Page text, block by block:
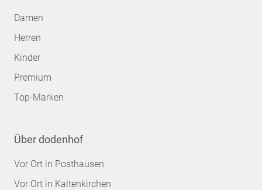
Damen
Herren
Kinder
Premium
Top-Marken
Über dodenhof
Vor Ort in Posthausen
Vor Ort in Kaltenkirchen